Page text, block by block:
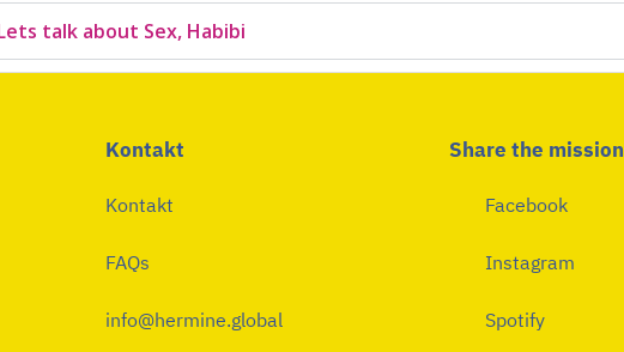
talk about Sex, Habibi
Kontakt
Kontakt
FAQs
info@hermine.global
Share the mission
Facebook
Instagram
Spotify